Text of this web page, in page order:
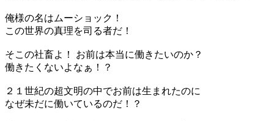
俺様の名はムーショック！
この世界の真理を司る者だ！
そこの社畜よ！ お前は本当に働きたいのか？
働きたくないよなぁ！？
２１世紀の超文明の中でお前は生まれたのに
なぜ未だに働いているのだ！？